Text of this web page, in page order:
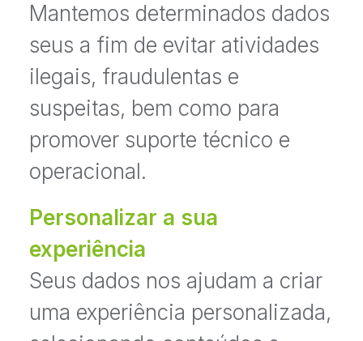
Mantemos determinados dados
seus a fim de evitar atividades
ilegais, fraudulentas e
suspeitas, bem como para
promover suporte técnico e
operacional.
Personalizar a sua
experiência
Seus dados nos ajudam a criar
uma experiência personalizada,